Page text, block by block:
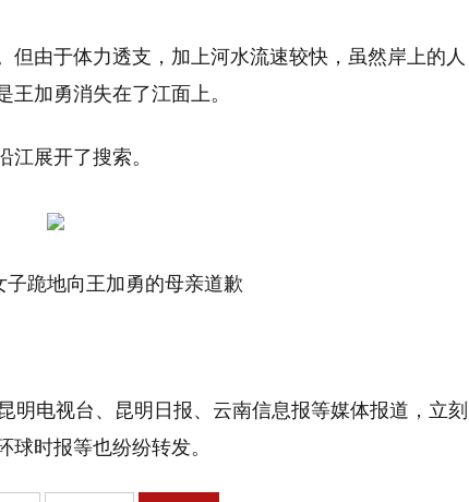
但由于体力透支，加上河水流速较快，虽然岸上的人
加勇消失在了江面上。
展开了搜索。
子跪地向王加勇的母亲道歉
明电视台、昆明日报、云南信息报等媒体报道，立刻
时报等也纷纷转发。